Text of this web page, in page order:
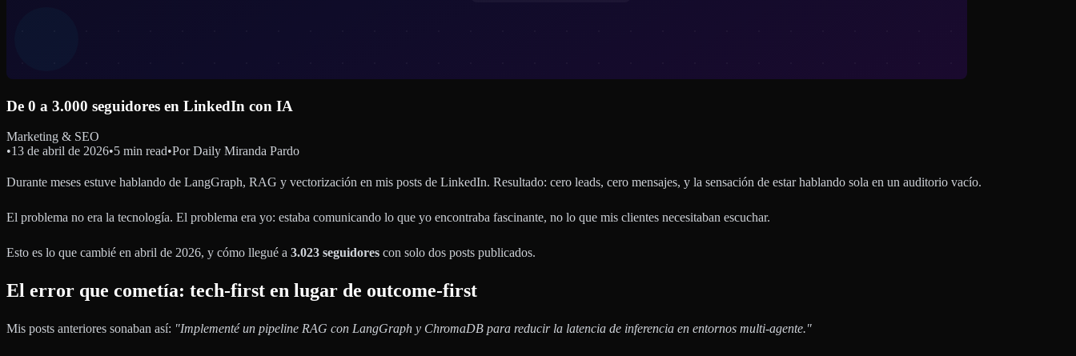
De 0 a 3.000 seguidores en LinkedIn con IA
Marketing & SEO
•13 de abril de 2026•5 min read•Por Daily Miranda Pardo
Durante meses estuve hablando de LangGraph, RAG y vectorización en mis posts de LinkedIn. Resultado: cero leads, cero mensajes, y la sensación de estar hablando sola en un auditorio vacío.
El problema no era la tecnología. El problema era yo: estaba comunicando lo que yo encontraba fascinante, no lo que mis clientes necesitaban escuchar.
Esto es lo que cambié en abril de 2026, y cómo llegué a 3.023 seguidores con solo dos posts publicados.
El error que cometía: tech-first en lugar de outcome-first
Mis posts anteriores sonaban así: "Implementé un pipeline RAG con LangGraph y ChromaDB para reducir la latencia de inferencia en entornos multi-agente."